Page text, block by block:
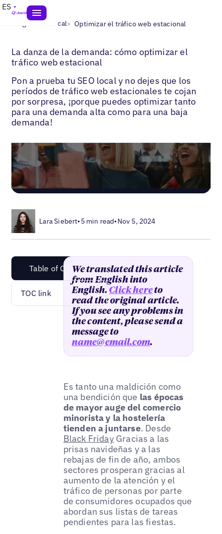
ES
Blogs> SEO local> Optimizar el tráfico web estacional
La danza de la demanda: cómo optimizar el
tráfico web estacional
Pon a prueba tu SEO local y no dejes que los
períodos de tráfico web estacionales te cojan
por sorpresa, ¡porque puedes optimizar tanto
para una demanda alta como para una baja
demanda!
Lara Siebert•5 min read•Nov 5, 2024
Table of Content
TOC link
We translated this article
from English into
English.Click hereto
read the original article.
If you see any problems in
the content, please send a
message to
name@email.com.
Es tanto una maldición como
una bendición que las épocas
de mayor auge del comercio
minorista y la hostelería
tienden a juntarse. Desde
Black FridayGracias a las
prisas navideñas y a las
rebajas de fin de año, ambos
sectores prosperan gracias al
aumento de la atención y el
tráfico de personas por parte
de consumidores ocupados que
abordan sus listas de tareas
pendientes para las fiestas.